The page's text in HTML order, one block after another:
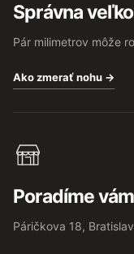
Správna
Pár milimetrov môže
Ako zmerať nohu →
Poradíme
Páričkova 18,